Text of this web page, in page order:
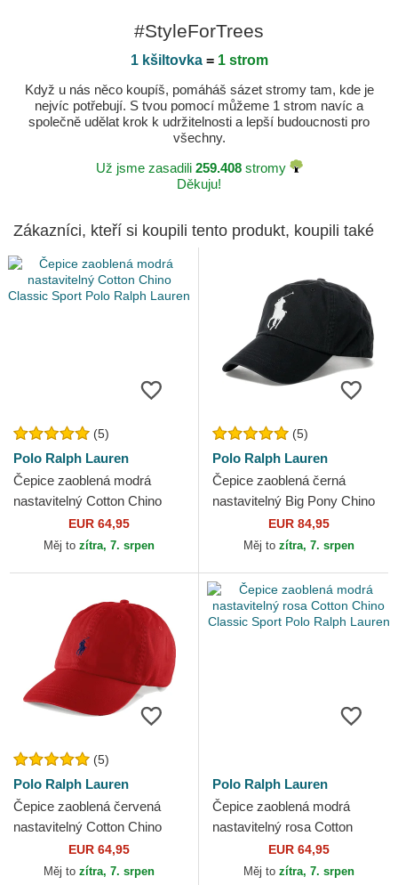
#StyleForTrees
1 kšiltovka= 1 strom
Když u nás něco koupíš, pomáháš sázet stromy tam, kde je
nejvíc potřebují. S tvou pomocí můžeme 1 strom navíc a
společně udělat krok k udržitelnosti a lepší budoucnosti pro
všechny.
Už jsme zasadili 259.408stromy
Děkuju!
Zákazníci, kteří si koupili tento produkt, koupili také
(5)
Polo Ralph Lauren
Čepice zaoblená modrá
nastavitelný Cotton Chino
Classic Sport Polo Ralph
Lauren
EUR 64,95
Měj to zítra, 7. srpen
(5)
Polo Ralph Lauren
Čepice zaoblená černá
nastavitelný Big Pony Chino
Classic Sport Polo Ralph
Lauren
EUR 84,95
Měj to zítra, 7. srpen
(5)
Polo Ralph Lauren
Čepice zaoblená červená
nastavitelný Cotton Chino
Classic Sport Polo Ralph
Lauren
EUR 64,95
Měj to zítra, 7. srpen
Polo Ralph Lauren
Čepice zaoblená modrá
nastavitelný rosa Cotton
Chino Classic Sport Polo
Ralph Lauren
EUR 64,95
Měj to zítra, 7. srpen